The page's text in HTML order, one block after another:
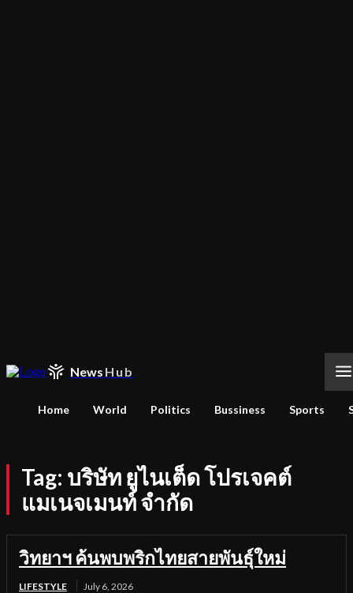
News Hub
Home World Politics Bussiness Sports
Tag: บริษัท ยูไนเต็ด โปรเจคต์
แมเนจเมนท์ จำกัด
วิทยาฯ ค้นพบพริกไทยสายพันธุ์ใหม่
LIFESTYLE July 6, 2026